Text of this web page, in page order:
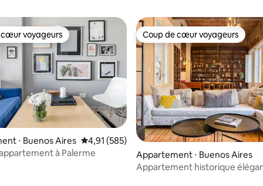
cœur voyageurs
voyageurs
⋅ Buenos Aires Évaluation moyenne sur la base de 585
4,91 (585)
à Palerme
Coup de cœur voyageurs
Coup de cœur voyageurs
Appartement ⋅ Buenos Aires
Appartement historique